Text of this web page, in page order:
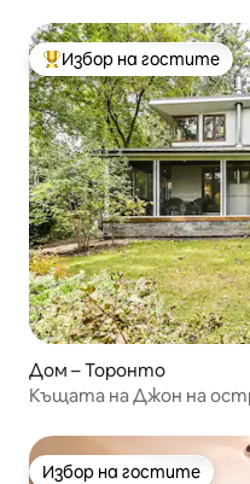
Най-популярен избор
Избор на гостите
Дом – Торонто
Къщата на Джон на
Избор на гостите